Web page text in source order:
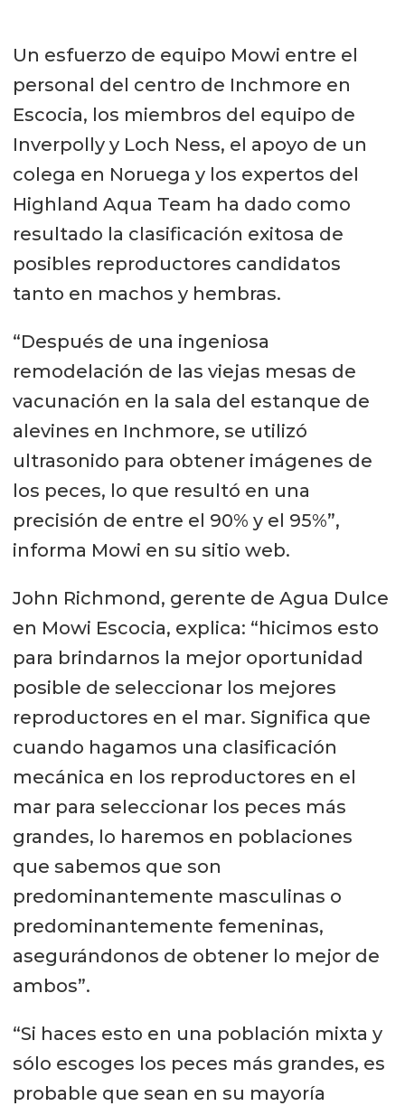
Un esfuerzo de equipo Mowi entre el
personal del centro de Inchmore en
Escocia, los miembros del equipo de
Inverpolly y Loch Ness, el apoyo de un
colega en Noruega y los expertos del
Highland Aqua Team ha dado como
resultado la clasificación exitosa de
posibles reproductores candidatos
tanto en machos y hembras.
“Después de una ingeniosa
remodelación de las viejas mesas de
vacunación en la sala del estanque de
alevines en Inchmore, se utilizó
ultrasonido para obtener imágenes de
los peces, lo que resultó en una
precisión de entre el 90% y el 95%”,
informa Mowi en su sitio web.
John Richmond, gerente de Agua Dulce
en Mowi Escocia, explica: “hicimos esto
para brindarnos la mejor oportunidad
posible de seleccionar los mejores
reproductores en el mar. Significa que
cuando hagamos una clasificación
mecánica en los reproductores en el
mar para seleccionar los peces más
grandes, lo haremos en poblaciones
que sabemos que son
predominantemente masculinas o
predominantemente femeninas,
asegurándonos de obtener lo mejor de
ambos”.
“Si haces esto en una población mixta y
sólo escoges los peces más grandes, es
probable que sean en su mayoría